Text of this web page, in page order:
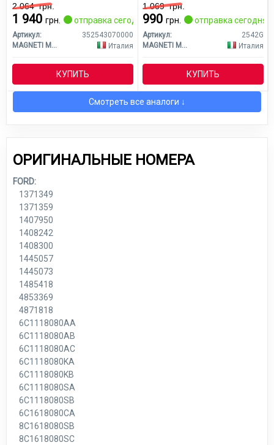
2 064грн.
1 940 грн. отправка сегодня
Артикул:
352543070000
MAGNETI MARELLI
Италия
КУПИТЬ
1 069грн.
990 грн. отправка сегодня
Артикул:
2542G
MAGNETI MARELLI
Италия
КУПИТЬ
Смотреть все аналоги ↓
ОРИГИНАЛЬНЫЕ НОМЕРА
FORD:
1371349
1371359
1407950
1408242
1408300
1445057
1445073
1485418
4853369
4871818
6C1118080AA
6C1118080AB
6C1118080AC
6C1118080KA
6C1118080KB
6C1118080SA
6C1118080SB
6C1618080CA
8C1618080SB
8C1618080SC